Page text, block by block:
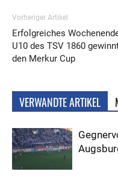
Vorheriger Artikel
Erfolgreiches
U10 des TSV 1860
den Merkur Cup
VERWANDTE ARTIKEL